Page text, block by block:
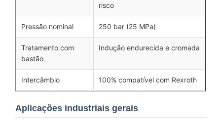
risco
Pressão nominal 250 bar (25 MPa)
Tratamento com
bastão
Indução endurecida e cromada
Intercâmbio 100% compatível com Rexroth
Aplicações industriais gerais